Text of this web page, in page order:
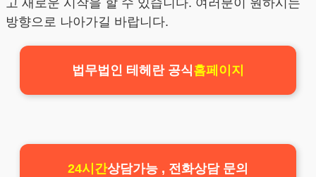
고 새로운 시작을 할 수 있습니다. 여러분이 원하시는
방향으로 나아가길 바랍니다.
법무법인 테헤란 공식홈페이지
24시간상담가능 , 전화상담 문의